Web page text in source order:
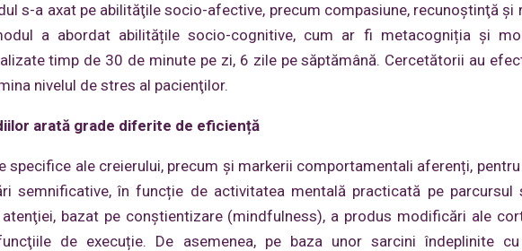
s-a axat pe abilităţile socio-afective, precum compasiune, recunoştinţă şi
a abordat abilitățile socio-cognitive, cum ar fi metacogniția și
timp de 30 de minute pe zi, 6 zile pe săptămână. Cercetătorii au
nivelul de stres al pacienţilor.
arată grade diferite de eficiență
specifice ale creierului, precum şi markerii comportamentali aferenți,
semnificative, în funcție de activitatea mentală practicată pe parcursul
bazat pe conştientizare (mindfulness), a produs modificări ale
de execuție. De asemenea, pe baza unor sarcini îndeplinite